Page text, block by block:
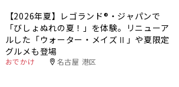
【2026年夏】レゴランド®・ジャパンで
「びしょぬれの夏！」を体験。リニューア
ルした「ウォーター・メイズⅡ」や夏限定
グルメも登場
おでかけ 名古屋 港区